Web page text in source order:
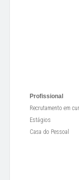
Profissional
Recrutamento em
Estágios
Casa do Pessoal